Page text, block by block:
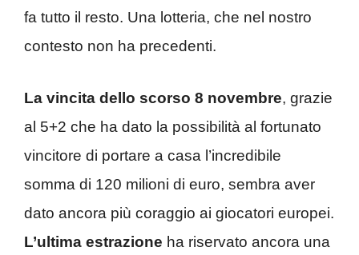
fa tutto il resto. Una lotteria, che nel nostro
contesto non ha precedenti.
La vincita dello scorso 8 novembre, grazie
al 5+2 che ha dato la possibilità al fortunato
vincitore di portare a casa l’incredibile
somma di 120 milioni di euro, sembra aver
dato ancora più coraggio ai giocatori europei.
L’ultima estrazione ha riservato ancora una